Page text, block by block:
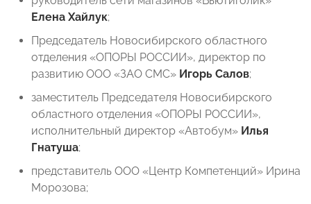
Елена Хайлук;
Председатель Новосибирского областного
отделения «ОПОРЫ РОССИИ», директор по
развитию ООО «ЗАО СМС» Игорь Салов;
заместитель Председателя Новосибирского
областного отделения «ОПОРЫ РОССИИ»,
исполнительный директор «Автобум» Илья
Гнатуша;
представитель ООО «Центр Компетенций» ⁠Ирина
Морозова;